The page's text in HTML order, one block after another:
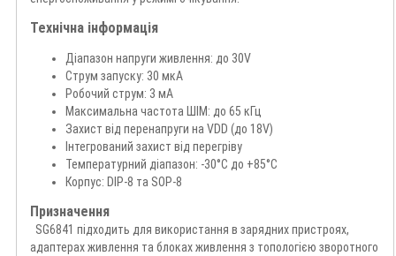
Технічна інформація
Діапазон напруги живлення: до 30V
Струм запуску: 30 мкА
Робочий струм: 3 мА
Максимальна частота ШІМ: до 65 кГц
Захист від перенапруги на VDD (до 18V)
Інтегрований захист від перегріву
Температурний діапазон: -30°C до +85°C
Корпус: DIP-8 та SOP-8
Призначення
SG6841 підходить для використання в зарядних пристроях,
адаптерах живлення та блоках живлення з топологією зворотного